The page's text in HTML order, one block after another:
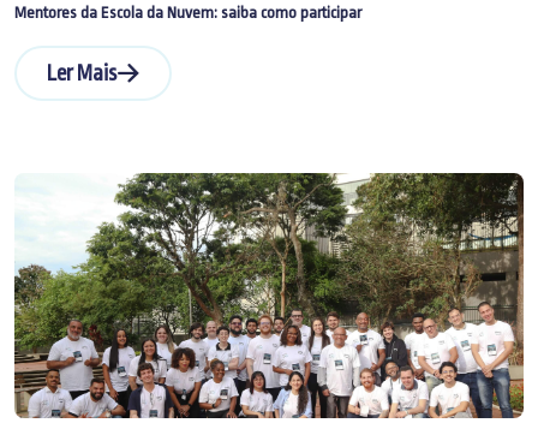
Mentores da Escola da Nuvem: saiba como participar
Ler Mais